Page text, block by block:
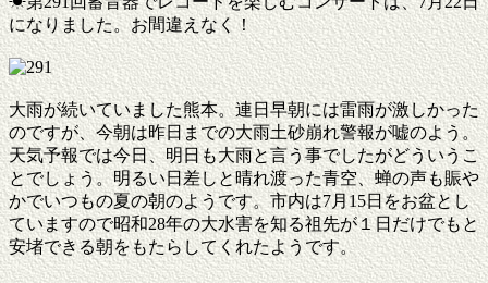
になりました。お間違えなく！
大雨が続いていました熊本。連日早朝には雷雨が激しかった
のですが、今朝は昨日までの大雨土砂崩れ警報が嘘のよう。
天気予報では今日、明日も大雨と言う事でしたがどういうこ
とでしょう。明るい日差しと晴れ渡った青空、蝉の声も賑や
かでいつもの夏の朝のようです。市内は7月15日をお盆とし
ていますので昭和28年の大水害を知る祖先が１日だけでもと
安堵できる朝をもたらしてくれたようです。